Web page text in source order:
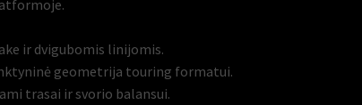
ir dvigubomis linijomis.
geometrija touring formatui.
trasai ir svorio balansui.